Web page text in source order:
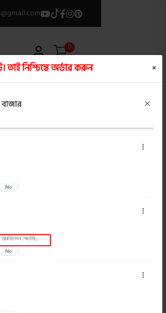
0
ইনডিকেটর লাইট
নিশ্চিন্তে অর্ডার করুন ×